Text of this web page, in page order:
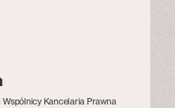
Kancelaria Prawna